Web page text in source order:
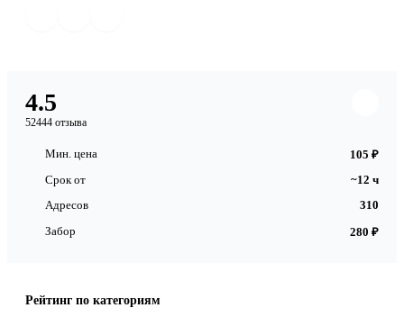
4.5
52444 отзыва
Мин. цена
105 ₽
Срок от
~12 ч
Адресов
310
Забор
280 ₽
Рейтинг по категориям